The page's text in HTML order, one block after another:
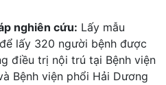
nghiên cứu: Lấy mẫu
lấy 320 người bệnh được
điều trị nội trú tại Bệnh viện
Bệnh viện phổi Hải Dương